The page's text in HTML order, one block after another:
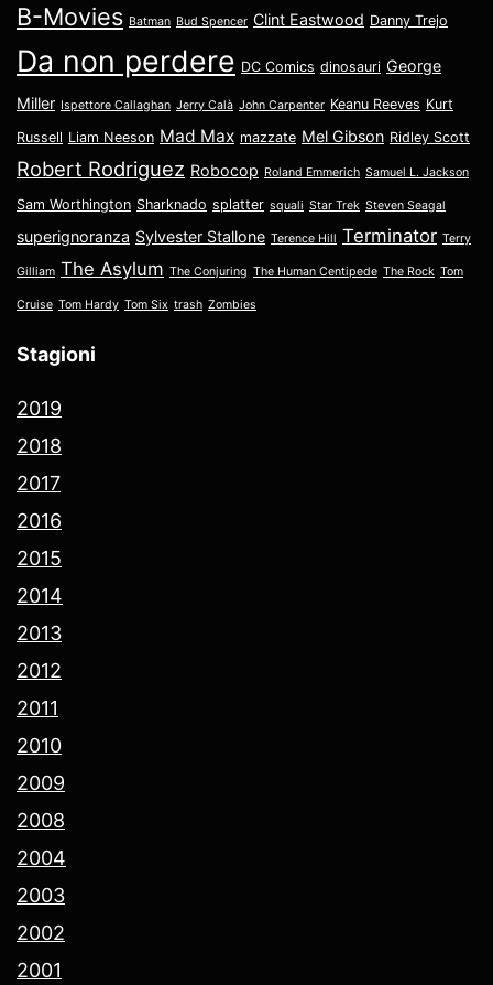
B-Movies Batman Bud Spencer Clint Eastwood Danny Trejo
Da non perdere DC Comics dinosauri George
Miller Ispettore Callaghan Jerry Calà John Carpenter Keanu Reeves Kurt
Russell Liam Neeson Mad Max mazzate Mel Gibson Ridley Scott
Robert Rodriguez Robocop Roland Emmerich Samuel L. Jackson
Sam Worthington Sharknado splatter squali Star Trek Steven Seagal
superignoranza Sylvester Stallone Terence Hill Terminator Terry
Gilliam The Asylum The Conjuring The Human Centipede The Rock Tom
Cruise Tom Hardy Tom Six trash Zombies
Stagioni
2019
2018
2017
2016
2015
2014
2013
2012
2011
2010
2009
2008
2004
2003
2002
2001